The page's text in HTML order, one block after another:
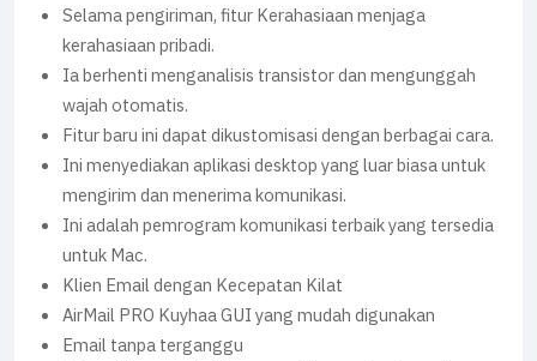
Selama pengiriman, fitur Kerahasiaan menjaga
kerahasiaan pribadi.
Ia berhenti menganalisis transistor dan mengunggah
wajah otomatis.
Fitur baru ini dapat dikustomisasi dengan berbagai cara.
Ini menyediakan aplikasi desktop yang luar biasa untuk
mengirim dan menerima komunikasi.
Ini adalah pemrogram komunikasi terbaik yang tersedia
untuk Mac.
Klien Email dengan Kecepatan Kilat
AirMail PRO Kuyhaa GUI yang mudah digunakan
Email tanpa terganggu